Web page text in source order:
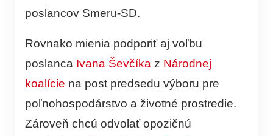
poslancov Smeru-SD.
Rovnako mienia podporiť aj voľbu
poslanca Ivana Ševčíka z Národnej
koalície na post predsedu výboru pre
poľnohospodárstvo a životné prostredie.
Zároveň chcú odvolať opozičnú